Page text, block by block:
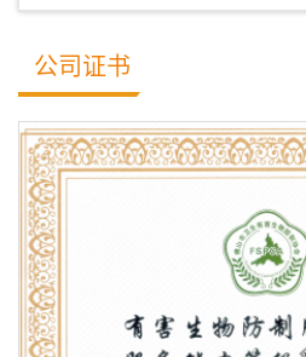
公司证书